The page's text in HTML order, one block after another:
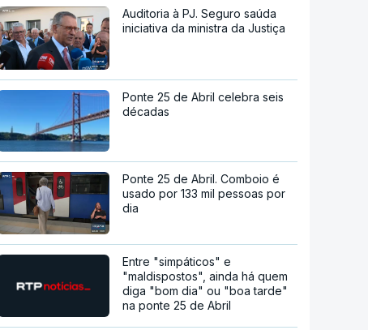
Auditoria à PJ. Seguro saúda
iniciativa da ministra da Justiça
Ponte 25 de Abril celebra seis
décadas
Ponte 25 de Abril. Comboio é
usado por 133 mil pessoas por
dia
Entre "simpáticos" e
"maldispostos", ainda há quem
diga "bom dia" ou "boa tarde"
na ponte 25 de Abril